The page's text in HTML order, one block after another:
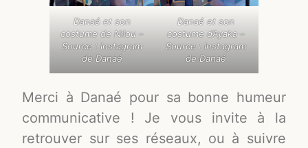
Danaé et son
costume de Nilou –
Source : Instagram
de Danaé
Danaé et son
costume d’Ayaka –
Source : Instagram
de Danaé
Merci à Danaé pour sa bonne humeur
communicative ! Je vous invite à la
retrouver sur ses réseaux, ou à suivre